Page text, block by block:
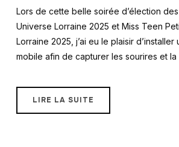
Lors de cette belle soirée d’élection
Universe Lorraine 2025 et Miss Teen
Lorraine 2025, j’ai eu le plaisir
mobile afin de capturer les sourires et
LIRE LA SUITE